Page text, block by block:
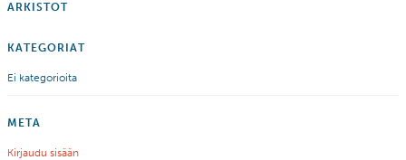
ARKISTOT
KATEGORIAT
Ei kategorioita
META
Kirjaudu sisään